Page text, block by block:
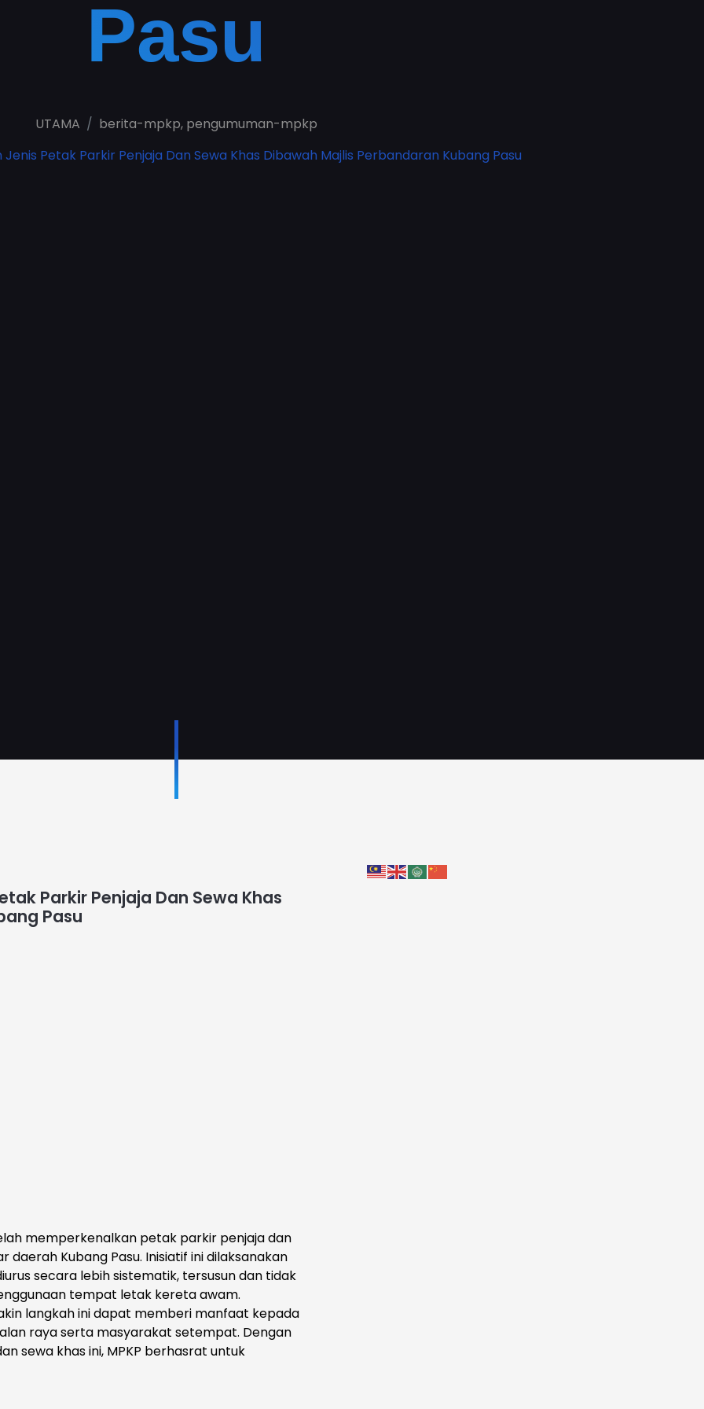
Pasu
UTAMA berita-mpkp, pengumuman-mpkp
Petak Parkir Penjaja Dan Sewa Khas Dibawah Majlis Perbandaran Kubang Pasu
Parkir Penjaja Dan Sewa Khas
Pasu
memperkenalkan petak parkir penjaja dan
Kubang Pasu. Inisiatif ini dilaksanakan
secara lebih sistematik, tersusun dan tidak
tempat letak kereta awam.
langkah ini dapat memberi manfaat kepada
raya serta masyarakat setempat. Dengan
sewa khas ini, MPKP berhasrat untuk